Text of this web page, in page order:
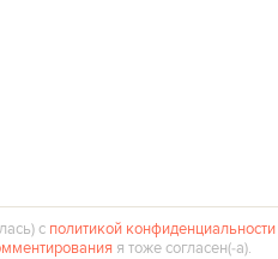
с политикой конфиденциальности
я тоже согласен(‑а).